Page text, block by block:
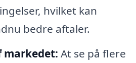
hvilket kan
bedre aftaler.
markedet: At se på flere